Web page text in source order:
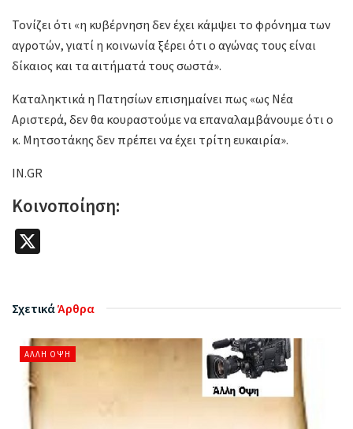
Τονίζει ότι «η κυβέρνηση δεν έχει κάμψει το φρόνημα των
αγροτών, γιατί η κοινωνία ξέρει ότι ο αγώνας τους είναι
δίκαιος και τα αιτήματά τους σωστά».
Καταληκτικά η Πατησίων επισημαίνει πως «ως Νέα
Αριστερά, δεν θα κουραστούμε να επαναλαμβάνουμε ότι ο
κ. Μητσοτάκης δεν πρέπει να έχει τρίτη ευκαιρία».
IN.GR
Κοινοποίηση:
ΣχετικάΆρθρα
ΆΛΛΗ ΌΨΗ